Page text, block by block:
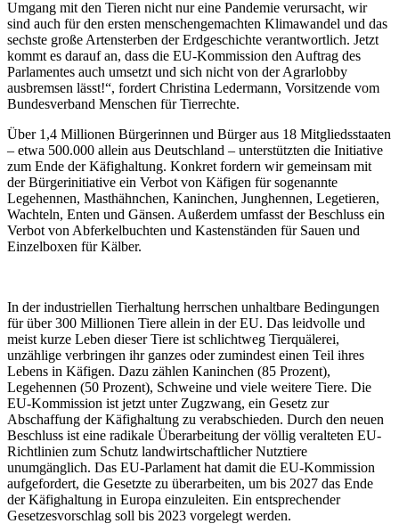
Umgang mit den Tieren nicht nur eine Pandemie verursacht, wir
sind auch für den ersten menschengemachten Klimawandel und das
sechste große Artensterben der Erdgeschichte verantwortlich. Jetzt
kommt es darauf an, dass die EU-Kommission den Auftrag des
Parlamentes auch umsetzt und sich nicht von der Agrarlobby
ausbremsen lässt!“, fordert Christina Ledermann, Vorsitzende vom
Bundesverband Menschen für Tierrechte.
Über 1,4 Millionen Bürgerinnen und Bürger aus 18 Mitgliedsstaaten
– etwa 500.000 allein aus Deutschland – unterstützten die Initiative
zum Ende der Käfighaltung. Konkret fordern wir gemeinsam mit
der Bürgerinitiative ein Verbot von Käfigen für sogenannte
Legehennen, Masthähnchen, Kaninchen, Junghennen, Legetieren,
Wachteln, Enten und Gänsen. Außerdem umfasst der Beschluss ein
Verbot von Abferkelbuchten und Kastenständen für Sauen und
Einzelboxen für Kälber.
In der industriellen Tierhaltung herrschen unhaltbare Bedingungen
für über 300 Millionen Tiere allein in der EU. Das leidvolle und
meist kurze Leben dieser Tiere ist schlichtweg Tierquälerei,
unzählige verbringen ihr ganzes oder zumindest einen Teil ihres
Lebens in Käfigen. Dazu zählen Kaninchen (85 Prozent),
Legehennen (50 Prozent), Schweine und viele weitere Tiere. Die
EU-Kommission ist jetzt unter Zugzwang, ein Gesetz zur
Abschaffung der Käfighaltung zu verabschieden. Durch den neuen
Beschluss ist eine radikale Überarbeitung der völlig veralteten EU-
Richtlinien zum Schutz landwirtschaftlicher Nutztiere
unumgänglich. Das EU-Parlament hat damit die EU-Kommission
aufgefordert, die Gesetzte zu überarbeiten, um bis 2027 das Ende
der Käfighaltung in Europa einzuleiten. Ein entsprechender
Gesetzesvorschlag soll bis 2023 vorgelegt werden.